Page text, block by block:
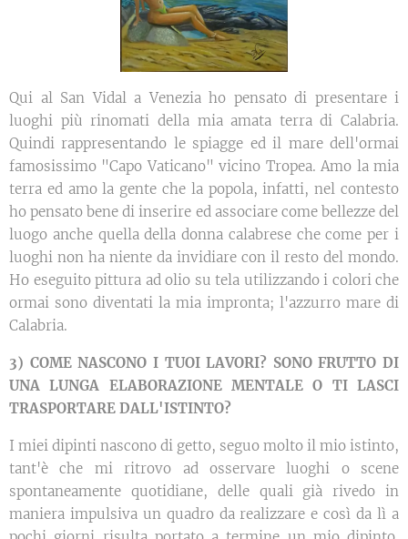
Qui al San Vidal a Venezia ho pensato di presentare i
luoghi più rinomati della mia amata terra di Calabria.
Quindi rappresentando le spiagge ed il mare dell'ormai
famosissimo "Capo Vaticano" vicino Tropea. Amo la mia
terra ed amo la gente che la popola, infatti, nel contesto
ho pensato bene di inserire ed associare come bellezze del
luogo anche quella della donna calabrese che come per i
luoghi non ha niente da invidiare con il resto del mondo.
Ho eseguito pittura ad olio su tela utilizzando i colori che
ormai sono diventati la mia impronta; l'azzurro mare di
Calabria.
3) COME NASCONO I TUOI LAVORI? SONO FRUTTO DI
UNA LUNGA ELABORAZIONE MENTALE O TI LASCI
TRASPORTARE DALL'ISTINTO?
I miei dipinti nascono di getto, seguo molto il mio istinto,
tant'è che mi ritrovo ad osservare luoghi o scene
spontaneamente quotidiane, delle quali già rivedo in
maniera impulsiva un quadro da realizzare e così da lì a